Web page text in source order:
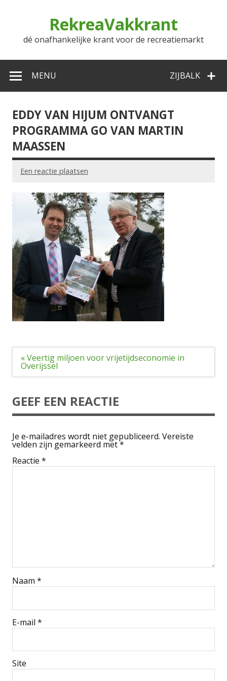
RekreaVakkrant
dé onafhankelijke krant voor de recreatiemarkt
ZIJBALK
MENU
EDDY VAN HIJUM ONTVANGT
PROGRAMMA GO VAN MARTIN
MAASSEN
Een reactie plaatsen
Bericht
navigatie
« Veertig miljoen voor vrijetijdseconomie in
Overijssel
GEEF EEN REACTIE
Je e-mailadres wordt niet gepubliceerd. Vereiste
velden zijn gemarkeerd met*
Reactie *
Naam *
E-mail *
Site